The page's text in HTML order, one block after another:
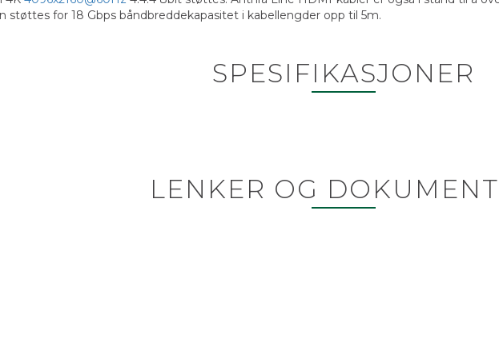
støttes for 18 Gbps båndbreddekapasitet i kabellengder opp til 5m.
SPESIFIKASJONER
LENKER OG